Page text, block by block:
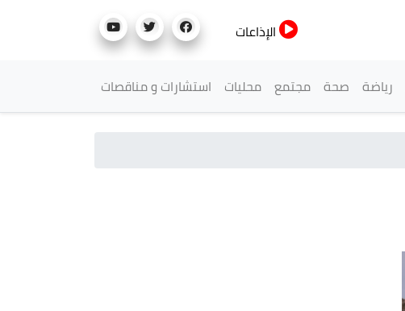
الإذاعات
رياضة صحة مجتمع محليات استشارات و مناقصات